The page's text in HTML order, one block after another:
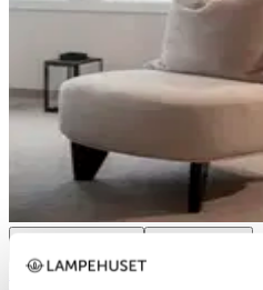
Bestselger50% på nesten alle